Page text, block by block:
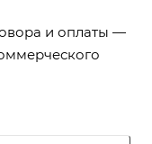
и оплаты —